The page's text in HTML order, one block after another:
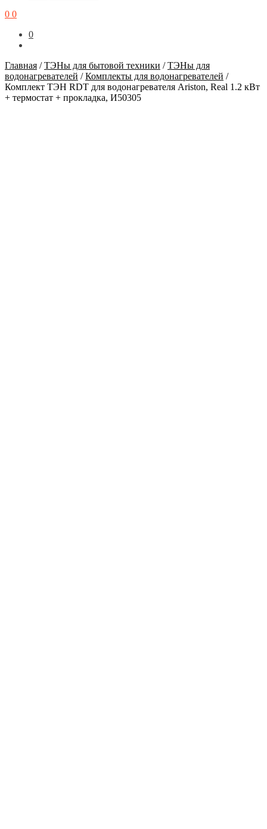
0 0
0
Главная /ТЭНы для бытовой техники /ТЭНы для
водонагревателей /Комплекты для водонагревателей /
Комплект ТЭН RDT для водонагревателя Ariston, Real 1.2 кВт
+ термостат + прокладка, И50305